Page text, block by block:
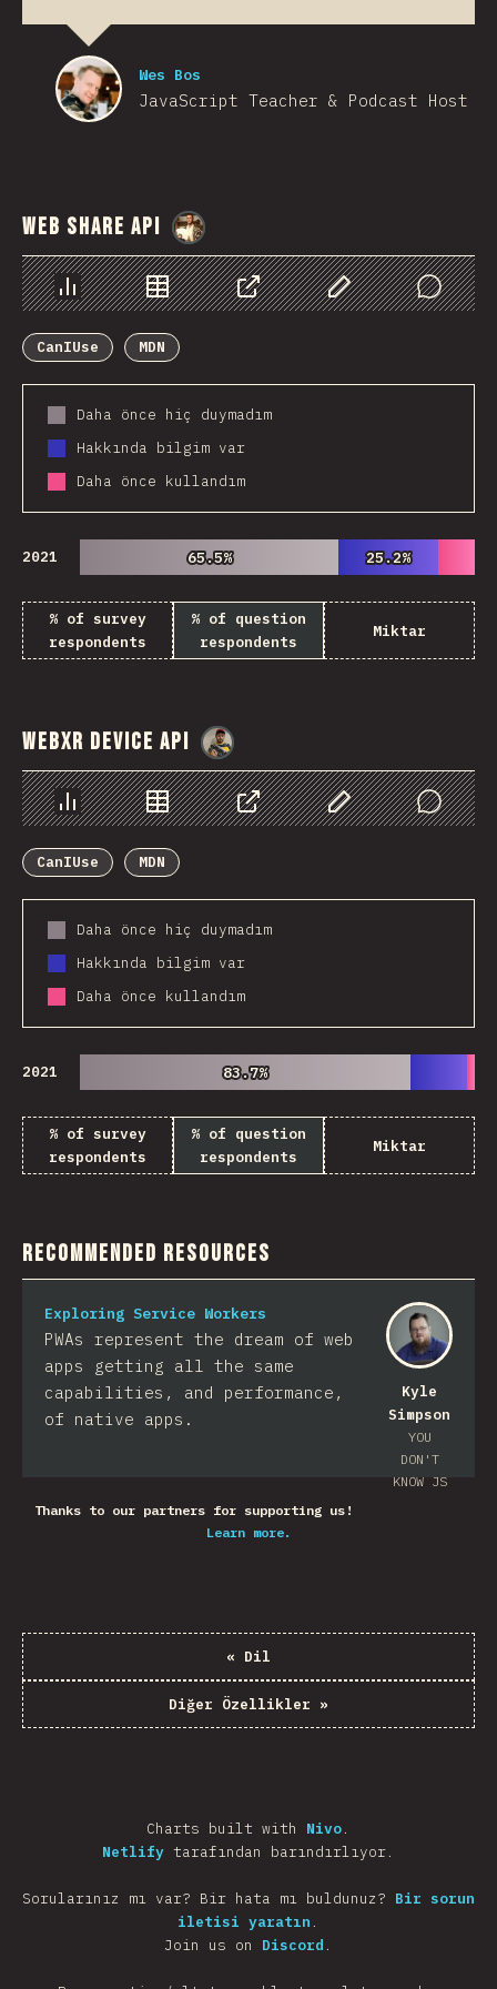
Wes Bos
JavaScript Teacher & Podcast Host
Web Share API
Chart Data Share Customize Data
Comments
CanIUse
MDN
Daha önce hiç duymadım
Hakkında bilgim var
Daha önce kullandım
2021 65.5%
65.5% 25.2%
25.2%
% of survey
respondents
% of question
respondents
Miktar
WebXR Device API
Chart Data Share Customize Data
Comments
CanIUse
MDN
Daha önce hiç duymadım
Hakkında bilgim var
Daha önce kullandım
2021 83.7%
83.7%
% of survey
respondents
% of question
respondents
Miktar
Recommended Resources
Kyle
Simpson
YOU
DON'T
KNOW JS
Exploring Service Workers
PWAs represent the dream of web
apps getting all the same
capabilities, and performance,
of native apps.
Thanks to our partners for supporting us!
Learn more.
« Dil
Diğer Özellikler »
Charts built with Nivo.
Netlify tarafından barındırlıyor.
Sorularınız mı var? Bir hata mı buldunuz? Bir sorun
iletisi yaratın .
Join us on Discord .